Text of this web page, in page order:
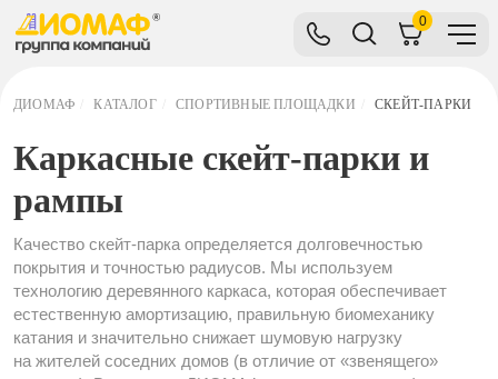
0
ДИОМАФ КАТАЛОГ СПОРТИВНЫЕ ПЛОЩАДКИ СКЕЙТ-ПАРКИ
Каркасные скейт-парки и
рампы
Качество скейт-парка определяется долговечностью
покрытия и точностью радиусов. Мы используем
технологию деревянного каркаса, которая обеспечивает
естественную амортизацию, правильную биомеханику
катания и значительно снижает шумовую нагрузку
на жителей соседних домов (в отличие от «звенящего»